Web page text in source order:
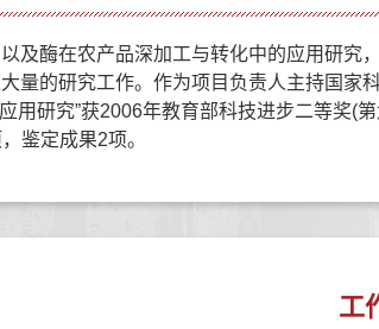
及酶在农产品深加工与转化中的应用研究
量的研究工作。作为项目负责人主持国家
用研究”获2006年教育部科技进步二等奖(
鉴定成果2项。
工